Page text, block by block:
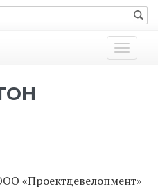
Показать
меню
«Проектдевелопмент»